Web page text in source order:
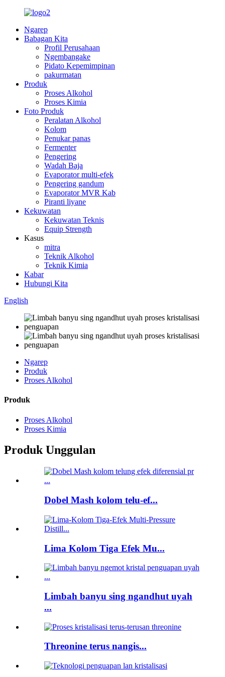
Ngarep
Babagan Kita
Profil Perusahaan
Ngembangake
Pidato Kepemimpinan
pakurmatan
Produk
Proses Alkohol
Proses Kimia
Foto Produk
Peralatan Alkohol
Kolom
Penukar panas
Fermenter
Pengering
Wadah Baja
Evaporator multi-efek
Pengering gandum
Evaporator MVR Kab
Piranti liyane
Kekuwatan
Kekuwatan Teknis
Equip Strength
Kasus
mitra
Teknik Alkohol
Teknik Kimia
Kabar
Hubungi Kita
English
Ngarep
Produk
Proses Alkohol
Produk
Proses Alkohol
Proses Kimia
Produk Unggulan
Dobel Mash kolom telu-ef...
Lima Kolom Tiga Efek Mu...
Limbah banyu sing ngandhut uyah
...
Threonine terus nangis...